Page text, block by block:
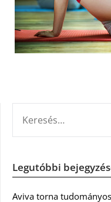
Legutóbbi
Aviva torna